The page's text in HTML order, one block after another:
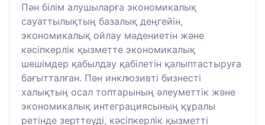
Пән білім алушыларға экономикалық
сауаттылықтың базалық деңгейін,
экономикалық ойлау мәдениетін және
кәсіпкерлік қызметте экономикалық
шешімдер қабылдау қабілетін қалыптастыруға
бағытталған. Пән инклюзивті бизнесті
халықтың осал топтарының әлеуметтік және
экономикалық интеграциясының құралы
ретінде зерттеуді, кәсіпкерлік қызметті